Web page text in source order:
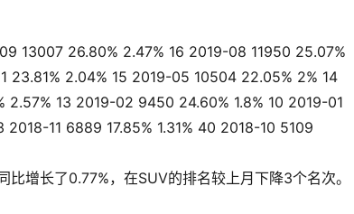
13007 26.80% 2.47% 16 2019-08 11950 25.07%
23.81% 2.04% 15 2019-05 10504 22.05% 2% 14
13 2019-02 9450 24.60% 1.8% 10 2019-01
11 6889 17.85% 1.31% 40 2018-10 5109
长了0.77%，在SUV的排名较上月下降3个名次。